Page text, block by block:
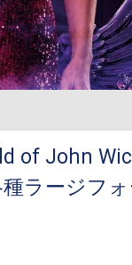
of John
ラージフ